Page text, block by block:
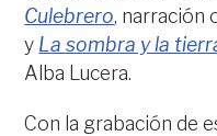
Culebrero, narración
y La sombra y la
Alba Lucera.
Con la grabación de